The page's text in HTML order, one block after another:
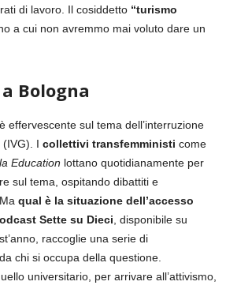
di lavoro. Il cosiddetto “turismo
a cui non avremmo mai voluto dare un
Bologna
effervescente sul tema dell’interruzione
I collettivi transfemministi come
Education lottano quotidianamente per
sul tema, ospitando dibattiti e
qual è la situazione dell’accesso
Sette su Dieci, disponibile su
raccoglie una serie di
chi si occupa della questione.
universitario, per arrivare all’attivismo,